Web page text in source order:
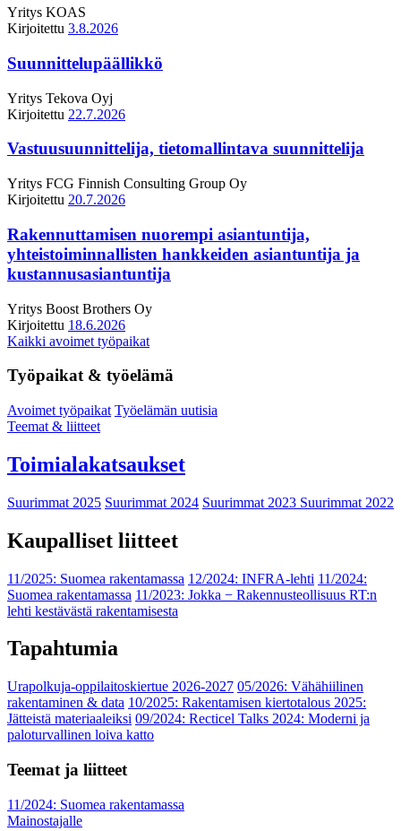
Yritys KOAS
Kirjoitettu 3.8.2026
Suunnittelupäällikkö
Yritys Tekova Oyj
Kirjoitettu 22.7.2026
Vastuusuunnittelija, tietomallintava suunnittelija
Yritys FCG Finnish Consulting Group Oy
Kirjoitettu 20.7.2026
Rakennuttamisen nuorempi asiantuntija,
yhteistoiminnallisten hankkeiden asiantuntija ja
kustannusasiantuntija
Yritys Boost Brothers Oy
Kirjoitettu 18.6.2026
Kaikki avoimet työpaikat
Työpaikat & työelämä
Avoimet työpaikat Työelämän uutisia
Teemat & liitteet
Toimialakatsaukset
Suurimmat 2025 Suurimmat 2024 Suurimmat 2023 Suurimmat 2022
Kaupalliset liitteet
11/2025: Suomea rakentamassa 12/2024: INFRA-lehti 11/2024:
Suomea rakentamassa 11/2023: Jokka − Rakennusteollisuus RT:n
lehti kestävästä rakentamisesta
Tapahtumia
Urapolkuja-oppilaitoskiertue 2026-2027 05/2026: Vähähiilinen
rakentaminen & data 10/2025: Rakentamisen kiertotalous 2025:
Jätteistä materiaaleiksi 09/2024: Recticel Talks 2024: Moderni ja
paloturvallinen loiva katto
Teemat ja liitteet
11/2024: Suomea rakentamassa
Mainostajalle